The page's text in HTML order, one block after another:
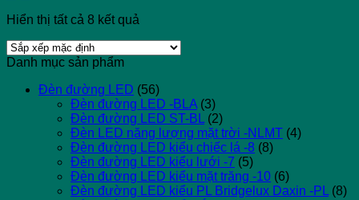
Hiển thị tất cả 8 kết quả
Danh mục sản phẩm
Đèn đường LED (56)
Đèn đường LED -BLA (3)
Đèn đường LED ST-BL (2)
Đèn LED năng lượng mặt trời -NLMT (4)
Đèn đường LED kiểu chiếc lá -8 (8)
Đèn đường LED kiểu lưới -7 (5)
Đèn đường LED kiểu mặt trăng -10 (6)
Đèn đường LED kiểu PL Bridgelux Daxin -PL (8)